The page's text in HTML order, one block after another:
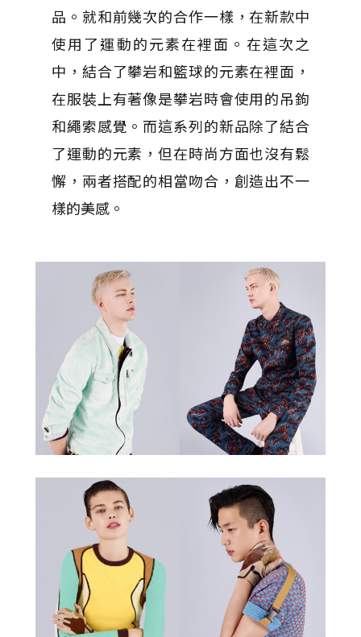
品。就和前幾次的合作一樣，在新款中
使用了運動的元素在裡面。在這次之
中，結合了攀岩和籃球的元素在裡面，
在服裝上有著像是攀岩時會使用的吊鉤
和繩索感覺。而這系列的新品除了結合
了運動的元素，但在時尚方面也沒有鬆
懈，兩者搭配的相當吻合，創造出不一
樣的美感。